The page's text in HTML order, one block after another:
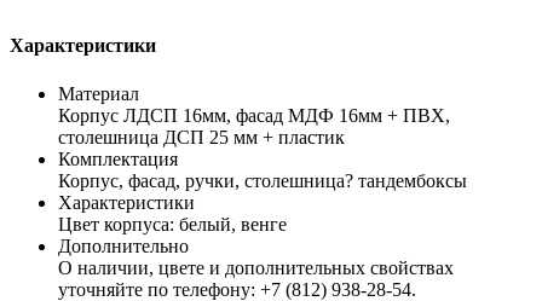
Характеристики
Материал
Корпус ЛДСП 16мм, фасад МДФ 16мм + ПВХ,
столешница ДСП 25 мм + пластик
Комплектация
Корпус, фасад, ручки, столешница? тандембоксы
Характеристики
Цвет корпуса: белый, венге
Дополнительно
О наличии, цвете и дополнительных свойствах
уточняйте по телефону: +7 (812) 938-28-54.